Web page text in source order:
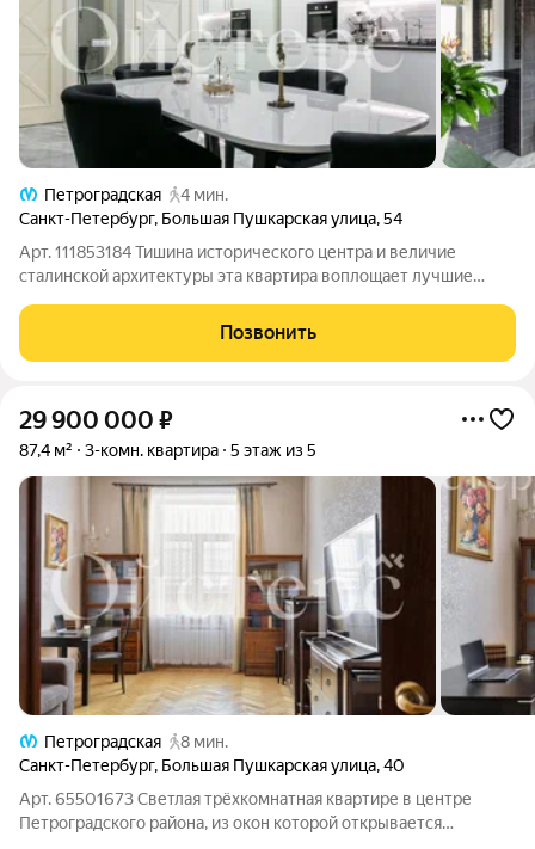
Петроградская
4 мин.
Санкт-Петербург, Большая Пушкарская улица,54
Арт. 111853184 Тишина исторического центра и величие
сталинской архитектуры эта квартира воплощает лучшие
комфортом. В планировке три изолированные большие
спальни для максимального комфорта и
Позвонить
29 900 000 ₽
87,4 м² 3-комн. квартира 5 этаж из 5
Петроградская
8 мин.
Санкт-Петербург, Большая Пушкарская улица,40
Арт. 65501673 Светлая трёхкомнатная квартире в центре
Петроградского района, из окон которой открывается